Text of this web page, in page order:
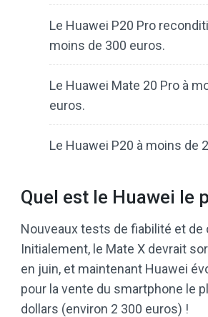
Le Huawei P20 Pro
moins de 300 euros.
Le Huawei Mate 20 Pro à
euros.
Le Huawei P20 à moins de
Quel est le Huawei le
Nouveaux tests de fiabilité et de
Initialement, le Mate X devrait
en juin, et maintenant Huawei
pour la vente du smartphone le
dollars (environ 2 300 euros) !